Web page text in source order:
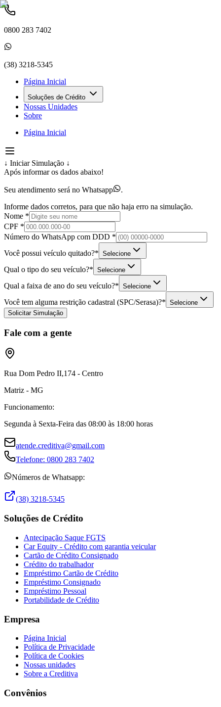
0800 283 7402
(38) 3218-5345
Página Inicial
Soluções de Crédito
Nossas Unidades
Sobre
Página Inicial
↓ Iniciar Simulação ↓
Após informar os dados abaixo!
Seu atendimento será no Whatsapp
.
Informe dados corretos, para que não haja erro na simulação.
Nome *
CPF *
Número do WhatsApp com DDD *
Você possui veículo quitado?* Selecione
Qual o tipo do seu veículo?* Selecione
​Qual a faixa de ano do seu veículo?* Selecione
Você tem alguma restrição cadastral (SPC/Serasa)?* Selecione
Solicitar Simulação
Fale com a gente
Rua Dom Pedro II,174 - Centro
Matriz - MG
Funcionamento:
Segunda à Sexta-Feira das 08:00 às 18:00 horas
atende.creditiva@gmail.com
Telefone: 0800 283 7402
Números de Whatsapp:
(38) 3218-5345
Soluções de Crédito
Antecipação Saque FGTS
Car Equity - Crédito com garantia veicular
Cartão de Crédito Consignado
Crédito do trabalhador
Empréstimo Cartão de Crédito
Empréstimo Consignado
Empréstimo Pessoal
Portabilidade de Crédito
Empresa
Página Inicial
Política de Privacidade
Política de Cookies
Nossas unidades
Sobre a Creditiva
Convênios